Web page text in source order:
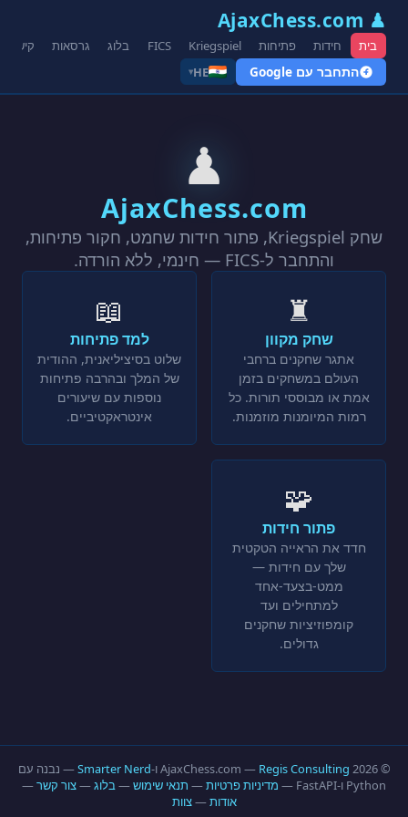
♟ AjaxChess.com
בית חידות פתיחות Kriegspiel
FICS בלוג גרסאות
התחבר עם Google HE
▾
♟
AjaxChess.com
שחק Kriegspiel, פתור חידות שחמט, חקור פתיחות,
והתחבר ל-FICS — חינמי, ללא הורדה.
♜
שחק מקוון
אתגר שחקנים ברחבי
העולם במשחקים בזמן
אמת או מבוססי תורות. כל
רמות המיומנות מוזמנות.
📖
למד פתיחות
שלוט בסיציליאנית, ההודית
של המלך ובהרבה פתיחות
נוספות עם שיעורים
אינטראקטיביים.
🧩
פתור חידות
חדד את הראייה הטקטית
שלך עם חידות —
ממט-בצעד-אחד
למתחילים ועד
קומפוזיציות שחקנים
גדולים.
© 2026 AjaxChess.com —
Regis Consulting ו-Smarter Nerd— נבנה עם
Python ו-FastAPI —
מדיניות פרטיות— תנאי שימוש—בלוג—צור קשר—
אודות—צוות